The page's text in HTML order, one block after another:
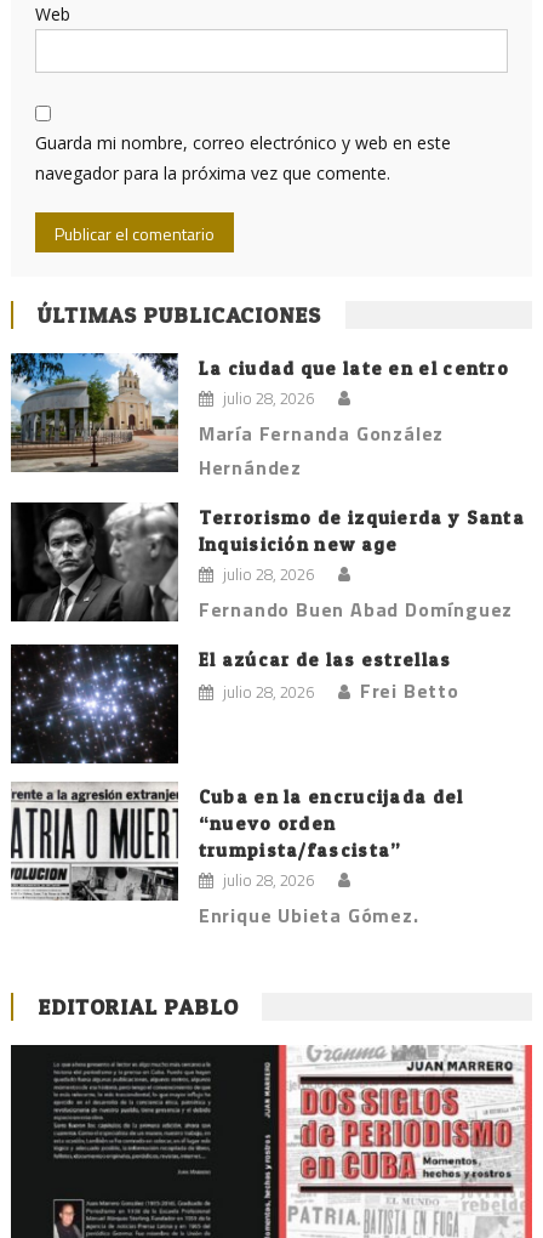
Web
Guarda mi nombre, correo electrónico y web en este
navegador para la próxima vez que comente.
ÚLTIMAS PUBLICACIONES
La ciudad que late en el centro
julio 28, 2026
María Fernanda González
Hernández
Terrorismo de izquierda y Santa
Inquisición new age
julio 28, 2026
Fernando Buen Abad Domínguez
El azúcar de las estrellas
julio 28, 2026 Frei Betto
Cuba en la encrucijada del
“nuevo orden
trumpista/fascista”
julio 28, 2026
Enrique Ubieta Gómez.
EDITORIAL PABLO